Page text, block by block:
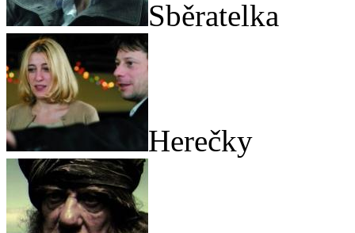
Sběratelka
Herečky